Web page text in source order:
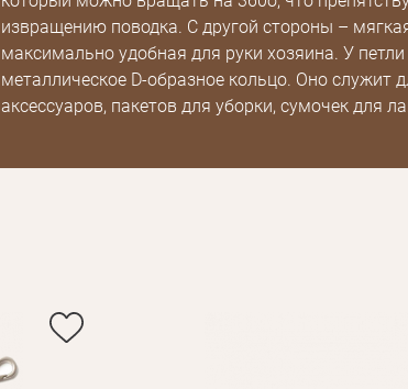
извращению поводка. С другой стороны –
максимально удобная для руки хозяина. У петли
металлическое D-образное кольцо. Оно служит
аксессуаров, пакетов для уборки, сумочек для